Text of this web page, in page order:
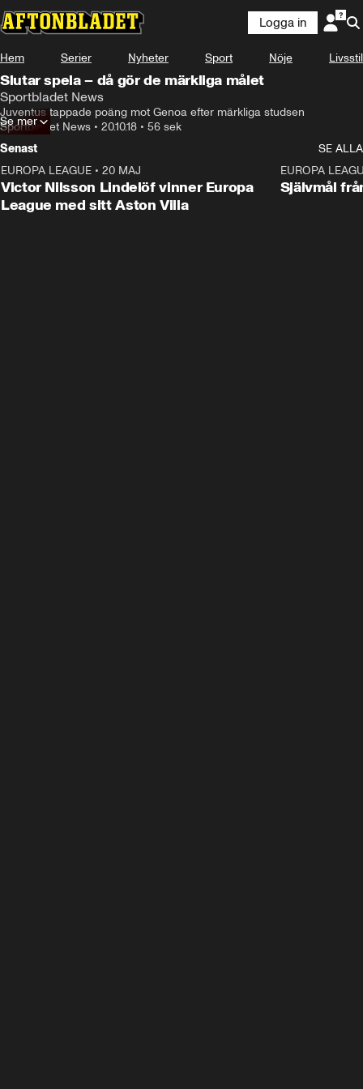
Logga in
Hem Serier Nyheter Sport Nöje Livsstil
Slutar spela – då gör de märkliga målet
Sportbladet News
Juventus tappade poäng mot Genoa efter märkliga studsen
Sportbladet News • 20.10.18 • 56 sek
Se mer
Senast
SE ALLA
EUROPA LEAGUE • 20 MAJ
Victor Nilsson Lindelöf vinner Europa
League med sitt Aston Villa
EUROPA
Självmål